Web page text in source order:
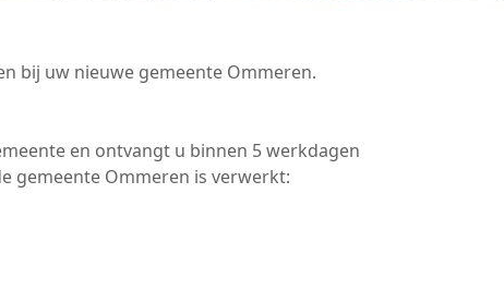
bij uw nieuwe gemeente Ommeren.
en ontvangt u binnen 5 werkdagen
gemeente Ommeren is verwerkt: